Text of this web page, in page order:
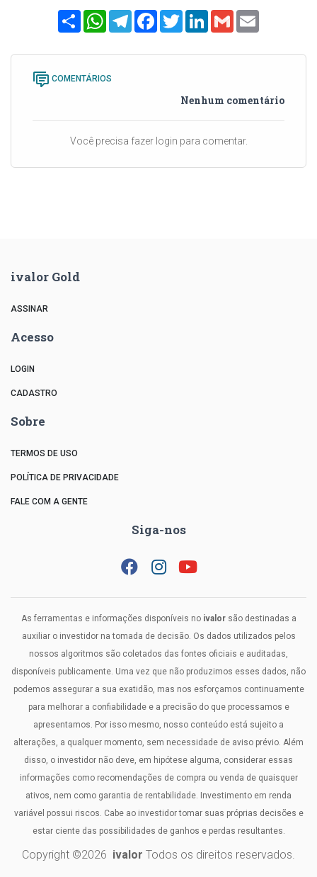
ShareWhatsAppTelegramFacebook
TwitterLinkedInGmail
COMENTÁRIOS
Nenhum comentário
Você precisa fazer login para comentar.
ivalor Gold
ASSINAR
Acesso
LOGIN
CADASTRO
Sobre
TERMOS DE USO
POLÍTICA DE PRIVACIDADE
FALE COM A GENTE
Siga-nos
As ferramentas e informações disponíveis no ivalorsão destinadas a
auxiliar o investidor na tomada de decisão. Os dados utilizados pelos
nossos algoritmos são coletados das fontes oficiais e auditadas,
disponíveis publicamente. Uma vez que não produzimos esses dados, não
podemos assegurar a sua exatidão, mas nos esforçamos continuamente
para melhorar a confiabilidade e a precisão do que processamos e
apresentamos. Por isso mesmo, nosso conteúdo está sujeito a
alterações, a qualquer momento, sem necessidade de aviso prévio. Além
disso, o investidor não deve, em hipótese alguma, considerar essas
informações como recomendações de compra ou venda de quaisquer
ativos, nem como garantia de rentabilidade. Investimento em renda
variável possui riscos. Cabe ao investidor tomar suas próprias decisões e
estar ciente das possibilidades de ganhos e perdas resultantes.
Copyright ©2026 ivalor Todos os direitos reservados.